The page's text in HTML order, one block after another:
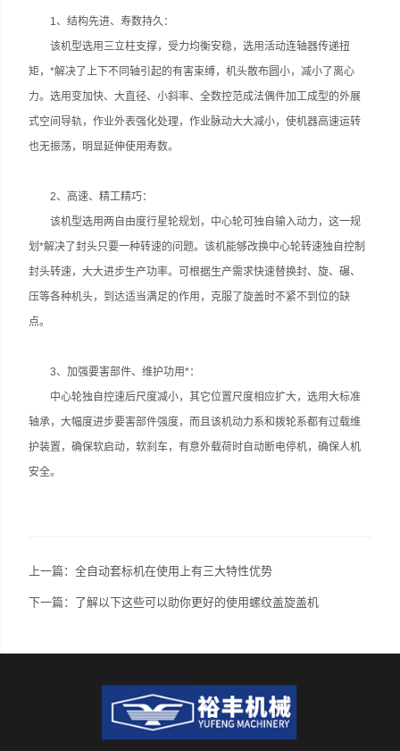
1、结构先进、寿数持久：
该机型选用三立柱支撑，受力均衡安稳，选用活动连轴器传递扭
矩，*解决了上下不同轴引起的有害束缚，机头散布圆小，减小了离心
力。选用变加快、大直径、小斜率、全数控范成法偶件加工成型的外展
式空间导轨，作业外表强化处理，作业脉动大大减小，使机器高速运转
也无振荡，明显延伸使用寿数。
2、高速、精工精巧：
该机型选用两自由度行星轮规划，中心轮可独自输入动力，这一规
划*解决了封头只要一种转速的问题。该机能够改换中心轮转速独自控制
封头转速，大大进步生产功率。可根据生产需求快速替换封、旋、碾、
压等各种机头，到达适当满足的作用，克服了旋盖时不紧不到位的缺
点。
3、加强要害部件、维护功用*：
中心轮独自控速后尺度减小，其它位置尺度相应扩大，选用大标准
轴承，大幅度进步要害部件强度，而且该机动力系和拨轮系都有过载维
护装置，确保软启动，软刹车，有意外载荷时自动断电停机，确保人机
安全。
上一篇：全自动套标机在使用上有三大特性优势
下一篇： 了解以下这些可以助你更好的使用螺纹盖旋盖机